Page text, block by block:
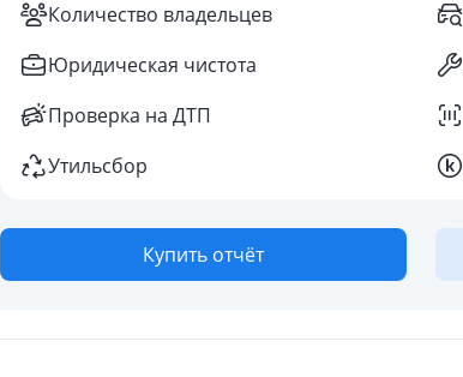
Количество владельцев
Юридическая чистота
Проверка на ДТП
Утильсбор
Купить отчёт